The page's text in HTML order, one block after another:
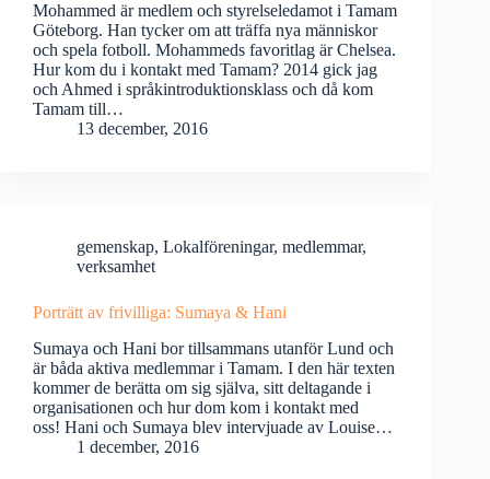
Mohammed är medlem och styrelseledamot i Tamam
Göteborg. Han tycker om att träffa nya människor
och spela fotboll. Mohammeds favoritlag är Chelsea.
Hur kom du i kontakt med Tamam? 2014 gick jag
och Ahmed i språkintroduktionsklass och då kom
Tamam till…
13 december, 2016
gemenskap, Lokalföreningar, medlemmar,
verksamhet
Porträtt av frivilliga: Sumaya & Hani
Sumaya och Hani bor tillsammans utanför Lund och
är båda aktiva medlemmar i Tamam. I den här texten
kommer de berätta om sig själva, sitt deltagande i
organisationen och hur dom kom i kontakt med
oss! Hani och Sumaya blev intervjuade av Louise…
1 december, 2016